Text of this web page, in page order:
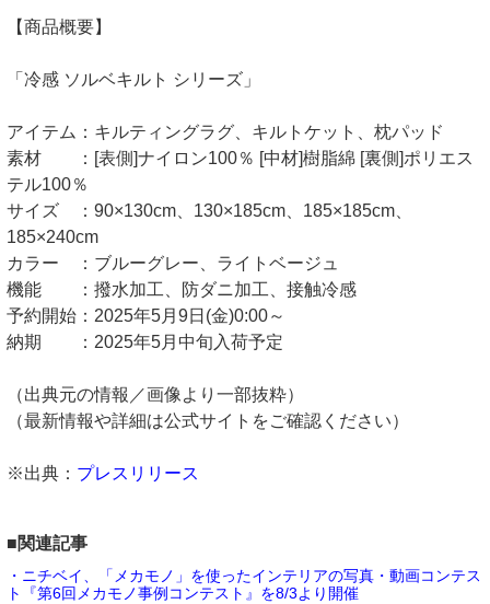
【商品概要】
「冷感 ソルベキルト シリーズ」
アイテム：キルティングラグ、キルトケット、枕パッド
素材 ：[表側]ナイロン100％ [中材]樹脂綿 [裏側]ポリエス
テル100％
サイズ ：90×130cm、130×185cm、185×185cm、
185×240cm
カラー ：ブルーグレー、ライトベージュ
機能 ：撥水加工、防ダニ加工、接触冷感
予約開始：2025年5月9日(金)0:00～
納期 ：2025年5月中旬入荷予定
（出典元の情報／画像より一部抜粋）
（最新情報や詳細は公式サイトをご確認ください）
※出典： プレスリリース
■関連記事
・ニチベイ、「メカモノ」を使ったインテリアの写真・動画コンテス
ト『第6回メカモノ事例コンテスト』を8/3より開催